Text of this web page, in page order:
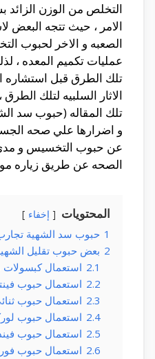
التخلص من الوزن
الامر ، حيث تتجه البعض
الصعبه و الاخر لحبوب
عمليات تكميم المعده ،
تلك الطرق قبل استشاره
الاثار السلبيه لتلك
تلك المقاله (حبوب سد
و اضرارها علي صحه
عن حبوب التخسيس و مدي
الصحه عن طريق زياره
المحتويات إخفاء
1 حبوب سد الشهية
2 بعض حبوب تقليل
2.1 استعمال كبسولات
2.2 استعمال حبوب
2.3 استعمال حبوب
2.4 استعمال حبوب
2.5 استعمال حبوب
2.6 استعمال حبوب